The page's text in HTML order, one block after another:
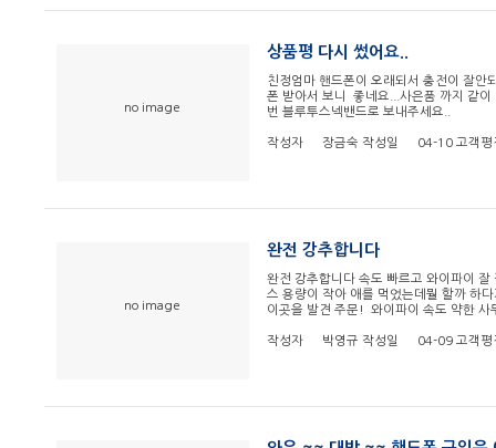
no image
상품평 다시 썼어요..
친정엄마 핸드폰이 오래되서 충전이 잘안
폰 받아서 보니 좋네요...사은품 까지 같
번 블루투스넥밴드로 보내주세요..
작성자 장금숙 작성일 04-10 고객평
no image
완전 강추합니다
완전 강추합니다 속도 빠르고 와이파이
스 용량이 작아 애를 먹었는데뭘 할까 하
이곳을 발견 주문! 와이파이 속도 약한
작성자 박영규 작성일 04-09 고객평